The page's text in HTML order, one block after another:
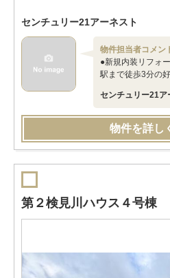
センチュリー21アーネスト
物件担当者コメン
●新規内装リフォ
駅まで徒歩3分の
センチュリー21ア
物件を詳し
第２検見川ハウス４号棟